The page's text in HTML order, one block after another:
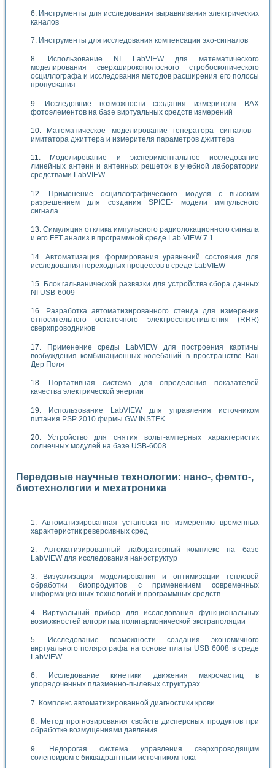
Инструменты для исследования выравнивания электрических
каналов
Инструменты для исследования компенсации эхо-сигналов
Использование NI LabVIEW для математического
моделирования сверхширокополосного стробоскопического
осциллографа и исследования методов расширения его полосы
пропускания
Исследовние возможности создания измерителя ВАХ
фотоэлементов на базе виртуальных средств измерений
Математическое моделирование генератора сигналов -
имитатора джиттера и измерителя параметров джиттера
Моделирование и экспериментальное исследование
линейных антенн и антенных решеток в учебной лаборатории
средствами LabVIEW
Применение осциллографического модуля с высоким
разрешением для создания SPICE- модели импульсного
сигнала
Симуляция отклика импульсного радиолокационного сигнала
и его FFT анализ в программной среде Lab VIEW 7.1
Автоматизация формирования уравнений состояния для
исследования переходных процессов в среде LabVIEW
Блок гальванической развязки для устройства сбора данных
NI USB-6009
Разработка автоматизированного стенда для измерения
относительного остаточного электросопротивления (RRR)
сверхпроводников
Применение среды LabVIEW для построения картины
возбуждения комбинационных колебаний в пространстве Ван
Дер Поля
Портативная система для определения показателей
качества электрической энергии
Использование LabVIEW для управления источником
питания PSP 2010 фирмы GW INSTEK
Устройство для снятия вольт-амперных характеристик
солнечных модулей на базе USB-6008
Передовые научные технологии: нано-, фемто-,
биотехнологии и мехатроника
Автоматизированная установка по измерению временных
характеристик реверсивных сред
Автоматизированный лабораторный комплекс на базе
LabVIEW для исследования наноструктур
Визуализация моделирования и оптимизации тепловой
обработки биопродуктов с применением современных
информационных технологий и программных средств
Виртуальный прибор для исследования функциональных
возможностей алгоритма полигармонической экстраполяции
Исследование возможности создания экономичного
виртуального полярографа на основе платы USB 6008 в среде
LabVIEW
Исследование кинетики движения макрочастиц в
упорядоченных плазменно-пылевых структурах
Комплекс автоматизированной диагностики крови
Метод прогнозирования свойств дисперсных продуктов при
обработке возмущениями давления
Недорогая система управления сверхпроводящим
соленоидом с биквадрантным источником тока